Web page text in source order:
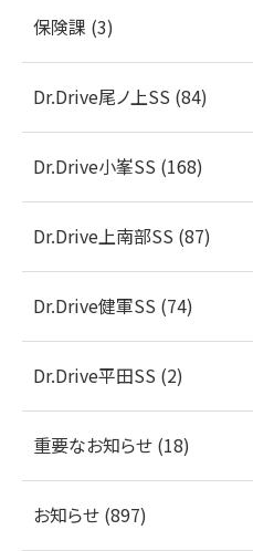
保険課 (3)
Dr.Drive尾ノ上SS (84)
Dr.Drive小峯SS (168)
Dr.Drive上南部SS (87)
Dr.Drive健軍SS (74)
Dr.Drive平田SS (2)
重要なお知らせ (18)
お知らせ (897)